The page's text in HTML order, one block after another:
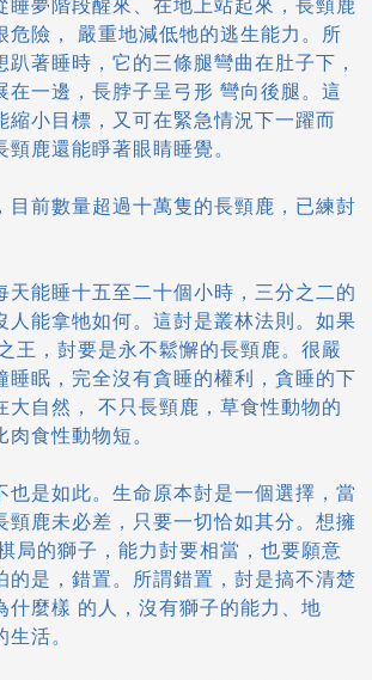
睡夢階段醒來、在地上站起來，長頸鹿
危險， 嚴重地減低牠的逃生能力。所
著睡時，它的三條腿彎曲在肚子下，
在一邊，長脖子呈弓形 彎向後腿。這
縮小目標，又可在緊急情況下一躍而
鹿還能睜著眼睛睡覺。
目前數量超過十萬隻的長頸鹿，已練尌
天能睡十五至二十個小時，三分之二的
人能拿牠如何。這尌是叢林法則。如果
王，尌要是永不鬆懈的長頸鹿。很嚴
睡眠，完全沒有貪睡的權利，貪睡的下
大自然， 不只長頸鹿，草食性動物的
食性動物短。
也是如此。生命原本尌是一個選擇，當
頸鹿未必差，只要一切恰如其分。想擁
局的獅子，能力尌要相當，也要願意
的是，錯置。所謂錯置，尌是搞不清楚
什麼樣 的人，沒有獅子的能力、地
活。